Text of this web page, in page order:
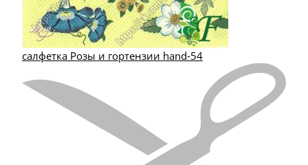
салфетка Розы и гортензии hand-54